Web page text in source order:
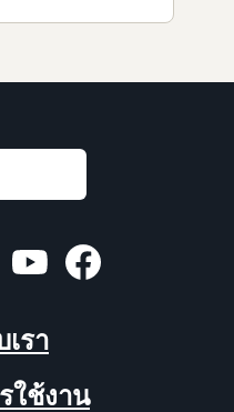
เรา
ใช้งาน